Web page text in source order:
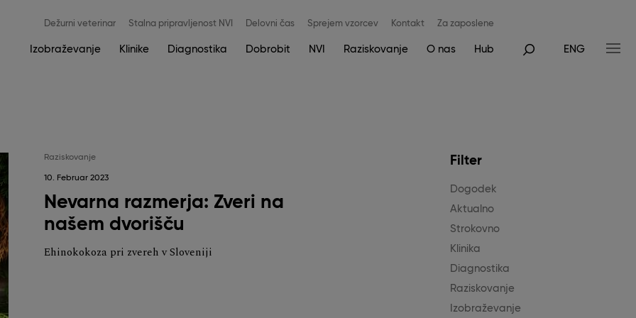
Dežurni veterinar Stalna pripravljenost NVI Delovni čas Sprejem vzorcev Kontakt Za zaposlene
Izobraževanje Klinike Diagnostika Dobrobit NVI Raziskovanje O nas Hub ENG
Raziskovanje
10. Februar 2023
Nevarna razmerja: Zveri na
našem dvorišču
Ehinokokoza pri zvereh v Sloveniji
Filter
Dogodek
Aktualno
Strokovno
Klinika
Diagnostika
Raziskovanje
Izobraževanje